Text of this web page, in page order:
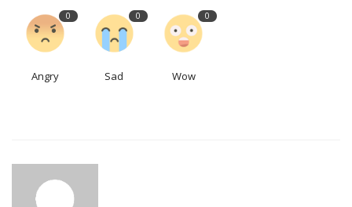
0
Angry
0
Sad
0
Wow